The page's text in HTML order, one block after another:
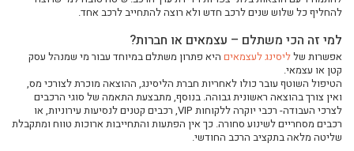
עוסק מורשה? בעל חברה בע"מ? הנה 5 סיבות לעשות ליסינג תפעולי עבור העסק שלך
4 רכבי יוקרה מומלצים שכדאי לכם להכיר
איך השכרת רכב שונה מליסינג לטווח ארוך?
איך לבחור את פתרון הרכב המשתלם ביותר לעסק שלך
השוואת מסלולי רכב חכמים שיכולים לחסוך אלפי שקלים בשנה
כל מה שעסק צריך לדעת לפני קבלת החלטה על תפעול וניהול צי רכב
פתרונות רכב מתקדמים לעסקים – איך לבחור את המודל שמתאים לפעילות שלך
להחליף כל שלוש שנים לרכב חדש ולא רוצה להתחייב לרכב אחד.
למי זה הכי משתלם – עצמאים או חברות?
אפשרות שלליסינג לעצמאים היא פתרון משתלם במיוחד עבור מי שמנהל עסק
קטן או עצמאי.
הטיפול השוטף עובר כולו לאחריות חברת הליסינג, ההוצאה מוכרת לצורכי מס,
ואין צורך בהוצאה ראשונית גבוהה. בנוסף, מתבצעת התאמה של סוגי הרכבים
לצרכי העבודה- רכבי יוקרה ללקוחות VIP, רכבים קטנים לנסיעות עירוניות, או
רכבים מסחריים לשינוע סחורה. כך אין הפתעות והתחייבות ארוכות טווח ומתקבלת
שליטה מלאה בתקציב הרכב החודשי.